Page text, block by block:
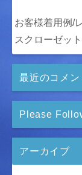
お客様着用例/
スクローゼット
最近のコメン
Please
アーカイブ